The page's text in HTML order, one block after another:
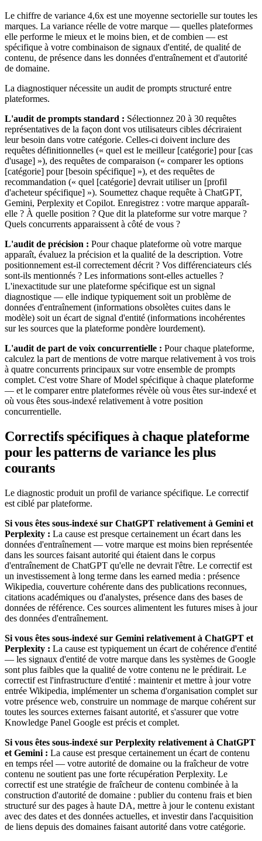
Le chiffre de variance 4,6x est une moyenne sectorielle sur toutes les
marques. La variance réelle de votre marque — quelles plateformes
elle performe le mieux et le moins bien, et de combien — est
spécifique à votre combinaison de signaux d'entité, de qualité de
contenu, de présence dans les données d'entraînement et d'autorité
de domaine.
La diagnostiquer nécessite un audit de prompts structuré entre
plateformes.
L'audit de prompts standard : Sélectionnez 20 à 30 requêtes
représentatives de la façon dont vos utilisateurs cibles décriraient
leur besoin dans votre catégorie. Celles-ci doivent inclure des
requêtes définitionnelles (« quel est le meilleur [catégorie] pour [cas
d'usage] »), des requêtes de comparaison (« comparer les options
[catégorie] pour [besoin spécifique] »), et des requêtes de
recommandation (« quel [catégorie] devrait utiliser un [profil
d'acheteur spécifique] »). Soumettez chaque requête à ChatGPT,
Gemini, Perplexity et Copilot. Enregistrez : votre marque apparaît-
elle ? À quelle position ? Que dit la plateforme sur votre marque ?
Quels concurrents apparaissent à côté de vous ?
L'audit de précision : Pour chaque plateforme où votre marque
apparaît, évaluez la précision et la qualité de la description. Votre
positionnement est-il correctement décrit ? Vos différenciateurs clés
sont-ils mentionnés ? Les informations sont-elles actuelles ?
L'inexactitude sur une plateforme spécifique est un signal
diagnostique — elle indique typiquement soit un problème de
données d'entraînement (informations obsolètes cuites dans le
modèle) soit un écart de signal d'entité (informations incohérentes
sur les sources que la plateforme pondère lourdement).
L'audit de part de voix concurrentielle : Pour chaque plateforme,
calculez la part de mentions de votre marque relativement à vos trois
à quatre concurrents principaux sur votre ensemble de prompts
complet. C'est votre Share of Model spécifique à chaque plateforme
— et le comparer entre plateformes révèle où vous êtes sur-indexé et
où vous êtes sous-indexé relativement à votre position
concurrentielle.
Correctifs spécifiques à chaque plateforme
pour les patterns de variance les plus
courants
Le diagnostic produit un profil de variance spécifique. Le correctif
est ciblé par plateforme.
Si vous êtes sous-indexé sur ChatGPT relativement à Gemini et
Perplexity : La cause est presque certainement un écart dans les
données d'entraînement — votre marque est moins bien représentée
dans les sources faisant autorité qui étaient dans le corpus
d'entraînement de ChatGPT qu'elle ne devrait l'être. Le correctif est
un investissement à long terme dans les earned media : présence
Wikipedia, couverture cohérente dans des publications reconnues,
citations académiques ou d'analystes, présence dans des bases de
données de référence. Ces sources alimentent les futures mises à jour
des données d'entraînement.
Si vous êtes sous-indexé sur Gemini relativement à ChatGPT et
Perplexity : La cause est typiquement un écart de cohérence d'entité
— les signaux d'entité de votre marque dans les systèmes de Google
sont plus faibles que la qualité de votre contenu ne le prédirait. Le
correctif est l'infrastructure d'entité : maintenir et mettre à jour votre
entrée Wikipedia, implémenter un schema d'organisation complet sur
votre présence web, construire un nommage de marque cohérent sur
toutes les sources externes faisant autorité, et s'assurer que votre
Knowledge Panel Google est précis et complet.
Si vous êtes sous-indexé sur Perplexity relativement à ChatGPT
et Gemini : La cause est presque certainement un écart de contenu
en temps réel — votre autorité de domaine ou la fraîcheur de votre
contenu ne soutient pas une forte récupération Perplexity. Le
correctif est une stratégie de fraîcheur de contenu combinée à la
construction d'autorité de domaine : publier du contenu frais et bien
structuré sur des pages à haute DA, mettre à jour le contenu existant
avec des dates et des données actuelles, et investir dans l'acquisition
de liens depuis des domaines faisant autorité dans votre catégorie.